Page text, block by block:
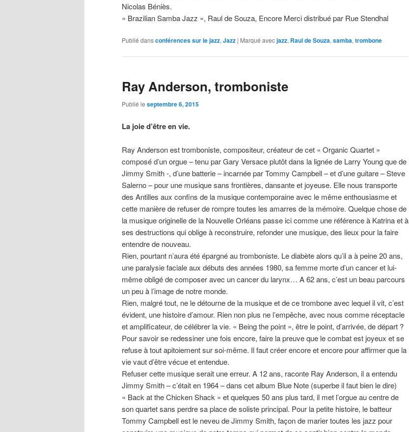
Nicolas Béniès.
« Brazilian Samba Jazz », Raul de Souza, Encore Merci distribué par Rue Stendhal
Publié dansconférences sur le jazz, Jazz | Marqué avecjazz, Raul de Souza, samba, trombone
Ray Anderson, tromboniste
Publié le septembre 6, 2015
La joie d’être en vie.
Ray Anderson est tromboniste, compositeur, créateur de cet « Organic Quartet »
composé d’un orgue – tenu par Gary Versace plutôt dans la lignée de Larry Young que de
Jimmy Smith -, d’une batterie – incarnée par Tommy Campbell – et d’une guitare – Steve
Salerno – pour une musique sans frontières, dansante et joyeuse. Elle nous transporte
des Antilles aux confins de la musique contemporaine avec le même enthousiasme et
cette manière de refuser de rompre toutes les amarres de la mémoire. Quelque chose de
la musique originelle de la Nouvelle Orléans passe ici comme une référence à Katrina et à
ses destructions qui oblige à reconstruire, refonder une musique, des lieux pour la faire
entendre de nouveau.
Rien, pourtant n’aura été épargné au tromboniste. Le diabète alors qu’il a à peine 20 ans,
une paralysie faciale aux débuts des années 1980, sa femme morte d’un cancer et lui-
même obligé de composer avec un cancer du larynx… A 62 ans, c’est un beau parcours
un peu à l’image de notre monde.
Rien, malgré tout, ne le détourne de la musique et de ce trombone avec lequel il vit, c’est
évident, une histoire d’amour. Rien non plus ne l’empêche, avec nous comme réceptacle
et amplificateur, de célébrer la vie. « Being the point », être le point, d’arrivée, de départ ?
Pour savoir se redessiner une fois encore, faire la preuve que le combat est joyeux et se
refuse à tout apitoiement sur soi-même. Il faut créer encore et encore pour affirmer que la
vie vaut d’être vécue et entendue.
Refuser cette musique serait une erreur. A 12 ans, raconte Ray Anderson, il a entendu
Jimmy Smith – c’était en 1964 – dans cet album Blue Note (superbe il faut bien le dire)
« Back at the Chicken Shack » et quelques 50 ans plus tard, il met l’orgue au centre de
son quartet sans perdre sa place de soliste principal. Pour la petite histoire, le batteur
Tommy Campbell est le neveu de Jimmy Smith, façon de marier toutes les jazz pour